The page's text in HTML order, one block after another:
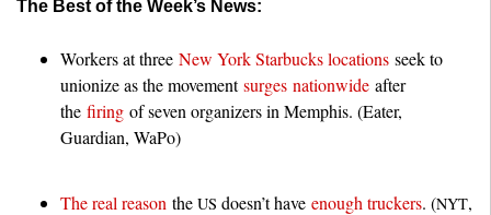
The Best of the Week’s News:
Workers at three New York Starbucks locations seek to
unionize as the movementsurges nationwide after
the firing of seven organizers in Memphis. (Eater,
Guardian, WaPo)
The real reason the US doesn’t have enough truckers. (NYT,